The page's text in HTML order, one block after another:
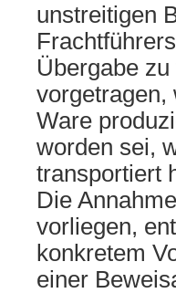
unstreitigen
Übergabe
vorgetragen,
Ware
worden sei,
transportiert
Die
vorliegen,
konkretem
einer